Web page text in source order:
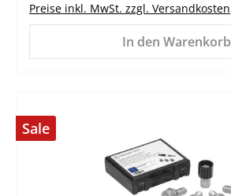
Preise inkl. MwSt. zzgl. Versandkosten
In den Warenkorb
Sale